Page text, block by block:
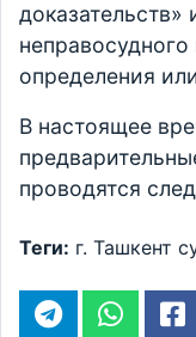
определения
В настоящее
проводятся
Теги: г. Ташкент